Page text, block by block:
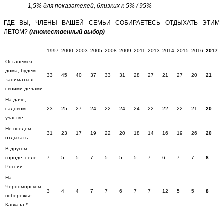
1,5% для показателей, близких к 5% / 95%
ГДЕ ВЫ, ЧЛЕНЫ ВАШЕЙ СЕМЬИ СОБИРАЕТЕСЬ ОТДЫХАТЬ ЭТИМ
ЛЕТОМ? (множественный выбор)
1997 2000 2003 2005 2008 2009 2011 2013 2014 2015 2016 2017
Останемся
дома, будем
заниматься
своими делами
33 45 40 37 33 31 28 27 21 27 20 21
На даче,
садовом
участке
23 25 27 24 22 24 24 22 22 22 21 20
Не поедем
отдыхать
31 23 17 19 22 20 18 14 16 19 26 20
В другом
городе, селе
России
7 5 5 7 5 5 5 7 6 7 7 8
На
Черноморском
побережье
Кавказа *
3 4 4 7 7 6 7 7 12 5 5 8